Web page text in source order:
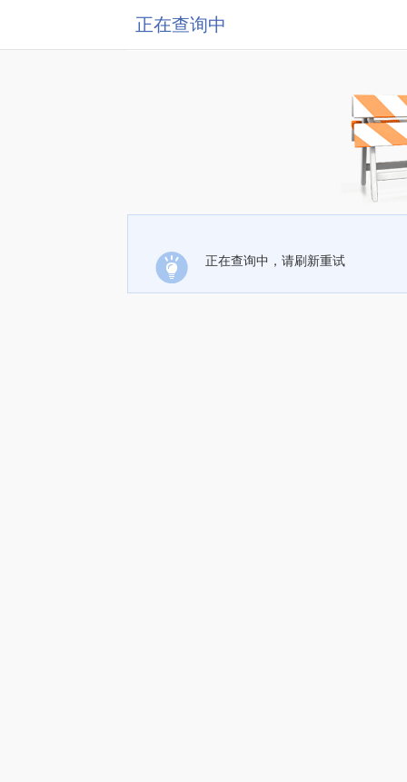
正在查询中
正在查询中，请刷新重试